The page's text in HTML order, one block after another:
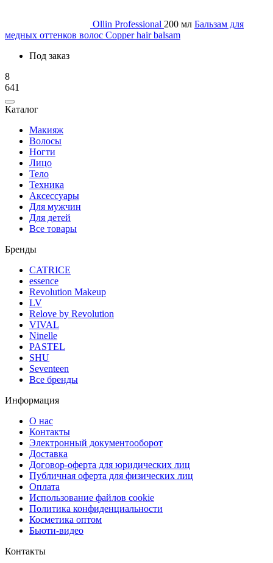
Ollin Professional 200 мл Бальзам для
медных оттенков волос Copper hair balsam
Под заказ
8
641
Каталог
Макияж
Волосы
Ногти
Лицо
Тело
Техника
Аксессуары
Для мужчин
Для детей
Все товары
Бренды
CATRICE
essence
Revolution Makeup
LV
Relove by Revolution
VIVAL
Ninelle
PASTEL
SHU
Seventeen
Все бренды
Информация
О нас
Контакты
Электронный документооборот
Доставка
Договор-оферта для юридических лиц
Публичная оферта для физических лиц
Оплата
Использование файлов cookie
Политика конфиденциальности
Косметика оптом
Бьюти-видео
Контакты